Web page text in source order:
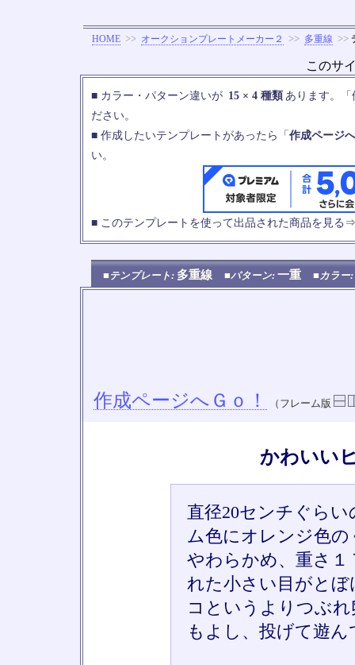
HOME >> オークションプレートメーカー２ >> 多重線 >>
このサ
■ カラー・パターン違いが 15 × 4 種類 あります。
ださい。
■ 作成したいテンプレートがあったら「 作成ページ
い。
■ このテンプレートを使って出品された商品を見る
■テンプレート: 多重線 ■パターン: 一重 ■カラー:
作成ページへＧｏ！ （フレーム版
かわいい
直径20センチぐら
ム色にオレンジ色
やわらかめ、重さ１
れた小さい目がと
コというよりつぶ
もよし、投げて遊ん